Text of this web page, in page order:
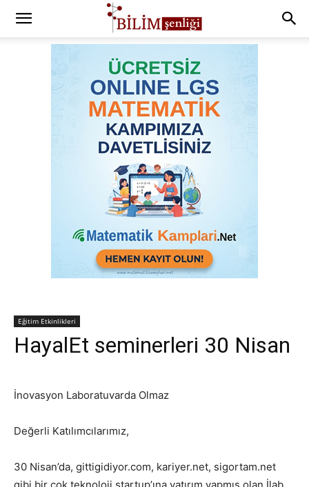
Eğitim Etkinlikleri
HayalEt seminerleri 30 Nisan
İnovasyon Laboratuvarda Olmaz
Değerli Katılımcılarımız,
30 Nisan’da, gittigidiyor.com, kariyer.net, sigortam.net